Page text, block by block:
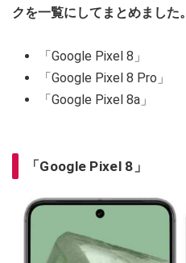
クを一覧にしてまとめました。
「Google Pixel 8」
「Google Pixel 8 Pro」
「Google Pixel 8a」
「Google Pixel 8」